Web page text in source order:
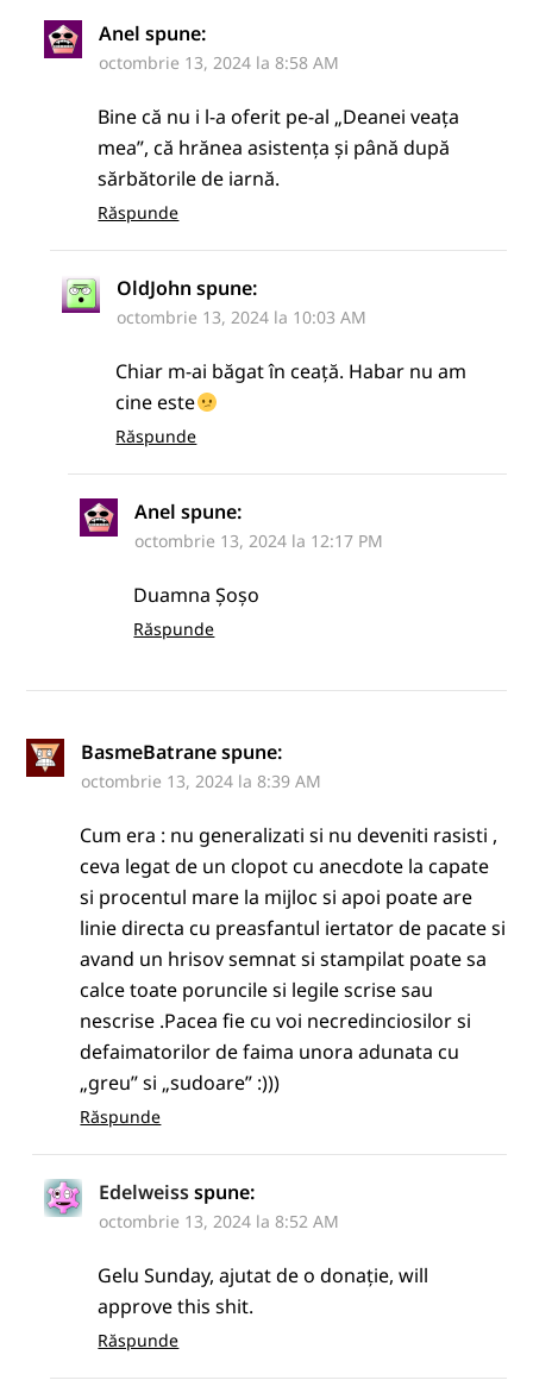
Anel spune:
octombrie 13, 2024 la 8:58 AM
Bine că nu i l-a oferit pe-al „Deanei veața
mea”, că hrănea asistența și până după
sărbătorile de iarnă.
Răspunde
OldJohn spune:
octombrie 13, 2024 la 10:03 AM
Chiar m-ai băgat în ceață. Habar nu am
cine este
Răspunde
Anel spune:
octombrie 13, 2024 la 12:17 PM
Duamna Șoșo
Răspunde
BasmeBatrane spune:
octombrie 13, 2024 la 8:39 AM
Cum era : nu generalizati si nu deveniti rasisti ,
ceva legat de un clopot cu anecdote la capate
si procentul mare la mijloc si apoi poate are
linie directa cu preasfantul iertator de pacate si
avand un hrisov semnat si stampilat poate sa
calce toate poruncile si legile scrise sau
nescrise .Pacea fie cu voi necredinciosilor si
defaimatorilor de faima unora adunata cu
„greu” si „sudoare” :)))
Răspunde
Edelweiss spune:
octombrie 13, 2024 la 8:52 AM
Gelu Sunday, ajutat de o donație, will
approve this shit.
Răspunde